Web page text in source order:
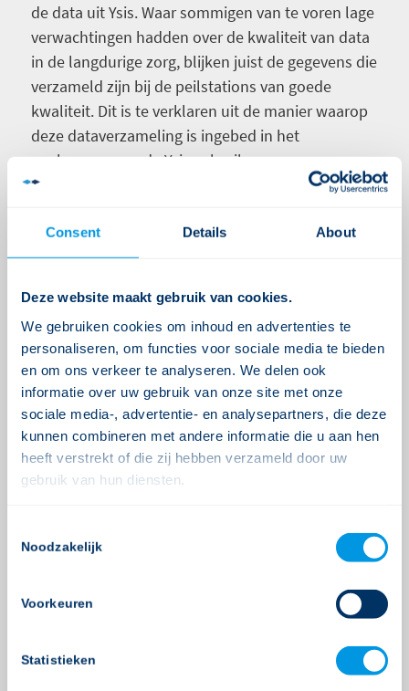
Consent Details About
Deze website maakt gebruik van cookies.
We gebruiken cookies om inhoud en advertenties te
personaliseren, om functies voor sociale media te bieden
en om ons verkeer te analyseren. We delen ook
informatie over uw gebruik van onze site met onze
sociale media-, advertentie- en analysepartners, die deze
kunnen combineren met andere informatie die u aan hen
heeft verstrekt of die zij hebben verzameld door uw
gebruik van hun diensten.
Selection
Noodzakelijk
Voorkeuren
Statistieken
de data uit Ysis. Waar sommigen van te voren lage
verwachtingen hadden over de kwaliteit van data
in de langdurige zorg, blijken juist de gegevens die
verzameld zijn bij de peilstations van goede
kwaliteit. Dit is te verklaren uit de manier waarop
deze dataverzameling is ingebed in het
werkproces van de Ysis gebruikers.
Vervolg op de peilstations
kwalitatief goede data te verzamelen en dat het
zinvol is om deze informatie terug te koppelen
aan de artsen van de deelnemende organisaties.
De pilot krijgt dan ook een vervolg.
Bij Gerimedica zijn we blij met en trots op dit
resultaat en bedanken we iedereen die hieraan